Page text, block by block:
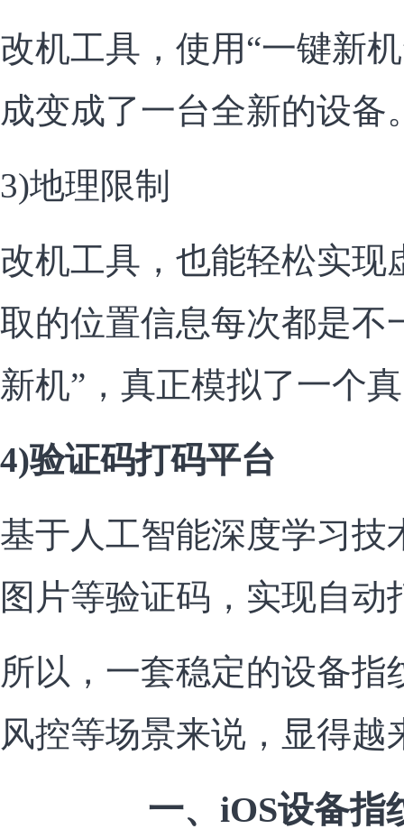
改机工具，使用“一键新
成变成了一台全新的设备
3)地理限制
改机工具，也能轻松实现
取的位置信息每次都是不
新机”，真正模拟了一个
4)验证码打码平台
基于人工智能深度学习技
图片等验证码，实现自动
所以，一套稳定的设备指
风控等场景来说，显得越
一、iOS设备指